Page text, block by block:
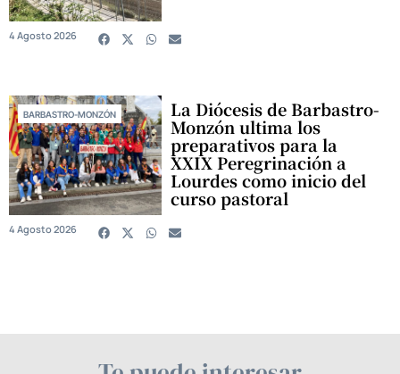
4 Agosto 2026
BARBASTRO-MONZÓN La Diócesis de Barbastro-
Monzón ultima los
preparativos para la
XXIX Peregrinación a
Lourdes como inicio del
curso pastoral
4 Agosto 2026